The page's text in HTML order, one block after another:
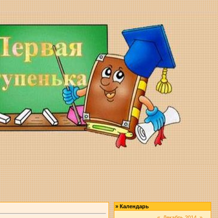
»Календарь